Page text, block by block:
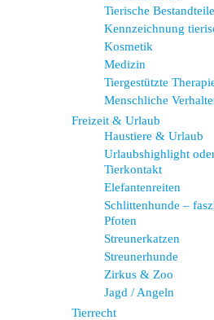
Tierische
Kennzeichnung
Kosmetik
Medizin
Tiergestützte
Menschliche
Freizeit & Urlaub
Haustiere & Urlaub
Urlaubshighlight
Tierkontakt
Elefantenreiten
Schlittenhunde –
Pfoten
Streunerkatzen
Streunerhunde
Zirkus & Zoo
Jagd / Angeln
Tierrecht